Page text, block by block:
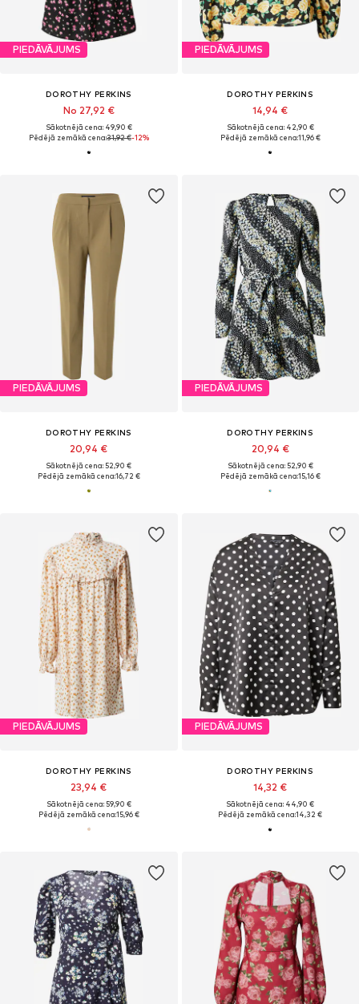
PIEDĀVĀJUMS
DOROTHY PERKINS
No 27,92 €
Sākotnējā cena: 49,90 €
Pēdējā zemākā cena:31,92 €-12%
PIEDĀVĀJUMS
DOROTHY PERKINS
14,94 €
Sākotnējā cena: 42,90 €
Pēdējā zemākā cena:11,96 €
PIEDĀVĀJUMS
DOROTHY PERKINS
20,94 €
Sākotnējā cena: 52,90 €
Pēdējā zemākā cena:16,72 €
PIEDĀVĀJUMS
DOROTHY PERKINS
20,94 €
Sākotnējā cena: 52,90 €
Pēdējā zemākā cena:15,16 €
PIEDĀVĀJUMS
DOROTHY PERKINS
23,94 €
Sākotnējā cena: 59,90 €
Pēdējā zemākā cena:15,96 €
PIEDĀVĀJUMS
DOROTHY PERKINS
14,32 €
Sākotnējā cena: 44,90 €
Pēdējā zemākā cena:14,32 €